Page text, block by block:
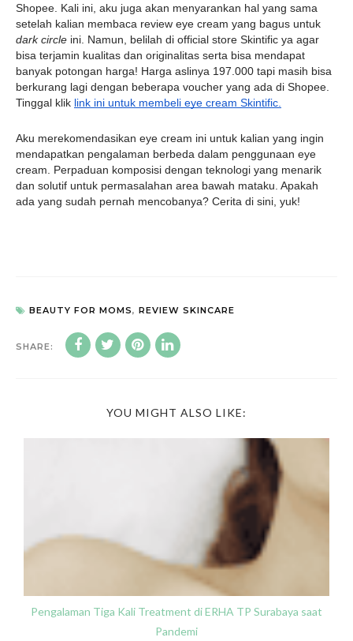
Shopee. Kali ini, aku juga akan menyarankan hal yang sama
dark circle ini. Namun, belilah di official store Skintific ya agar
bisa terjamin kualitas dan originalitas serta bisa mendapat
banyak potongan harga! Harga aslinya 197.000 tapi masih bisa
berkurang lagi dengan beberapa voucher yang ada di Shopee.
Tinggal klik link ini untuk membeli eye cream Skintific.
Aku merekomendasikan eye cream ini untuk kalian yang ingin
mendapatkan pengalaman berbeda dalam penggunaan eye
cream. Perpaduan komposisi dengan teknologi yang menarik
dan solutif untuk permasalahan area bawah mataku. Apakah
ada yang sudah pernah mencobanya? Cerita di sini, yuk!
BEAUTY FOR MOMS, REVIEW SKINCARE
SHARE:
YOU MIGHT ALSO LIKE:
Pengalaman Tiga Kali Treatment di ERHA TP Surabaya saat
Pandemi